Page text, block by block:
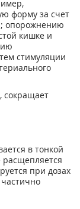
форму за счет
опорожнению
кишке и
стимуляции
сокращает
в тонкой
расщепляется
при дозах